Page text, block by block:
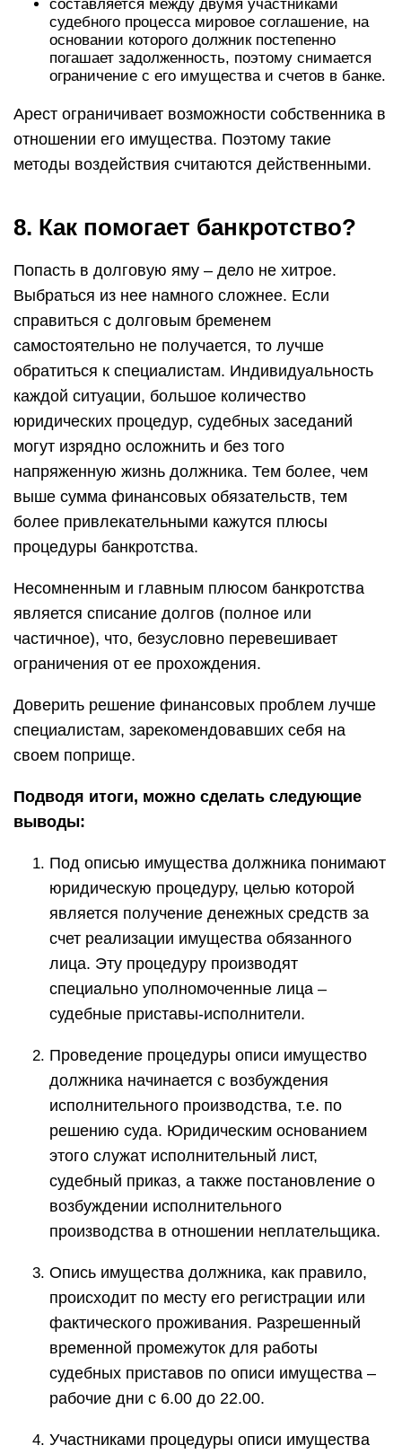
составляется между двумя участниками
судебного процесса мировое соглашение, на
основании которого должник постепенно
погашает задолженность, поэтому снимается
ограничение с его имущества и счетов в банке.
Арест ограничивает возможности собственника в
отношении его имущества. Поэтому такие
методы воздействия считаются действенными.
8. Как помогает банкротство?
Попасть в долговую яму – дело не хитрое.
Выбраться из нее намного сложнее. Если
справиться с долговым бременем
самостоятельно не получается, то лучше
обратиться к специалистам. Индивидуальность
каждой ситуации, большое количество
юридических процедур, судебных заседаний
могут изрядно осложнить и без того
напряженную жизнь должника. Тем более, чем
выше сумма финансовых обязательств, тем
более привлекательными кажутся плюсы
процедуры банкротства.
Несомненным и главным плюсом банкротства
является списание долгов (полное или
частичное), что, безусловно перевешивает
ограничения от ее прохождения.
Доверить решение финансовых проблем лучше
специалистам, зарекомендовавших себя на
своем поприще.
Подводя итоги, можно сделать следующие
выводы:
Под описью имущества должника понимают
юридическую процедуру, целью которой
является получение денежных средств за
счет реализации имущества обязанного
лица. Эту процедуру производят
специально уполномоченные лица –
судебные приставы-исполнители.
Проведение процедуры описи имущество
должника начинается с возбуждения
исполнительного производства, т.е. по
решению суда. Юридическим основанием
этого служат исполнительный лист,
судебный приказ, а также постановление о
возбуждении исполнительного
производства в отношении неплательщика.
Опись имущества должника, как правило,
происходит по месту его регистрации или
фактического проживания. Разрешенный
временной промежуток для работы
судебных приставов по описи имущества –
рабочие дни с 6.00 до 22.00.
Участниками процедуры описи имущества